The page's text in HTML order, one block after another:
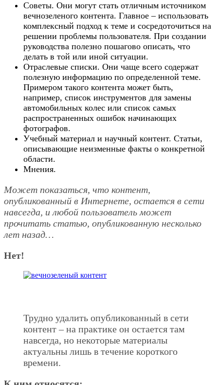
Советы. Они могут стать отличным источником
вечнозеленого контента. Главное – использовать
комплексный подход к теме и сосредоточиться на
решении проблемы пользователя. При создании
руководства полезно пошагово описать, что
делать в той или иной ситуации.
Отраслевые списки. Они чаще всего содержат
полезную информацию по определенной теме.
Примером такого контента может быть,
например, список инструментов для замены
автомобильных колес или список самых
распространенных ошибок начинающих
фотографов.
Учебный материал и научный контент. Статьи,
описывающие неизменные факты о конкретной
области.
Мнения.
Может показаться, что контент,
опубликованный в Интернете, остается в сети
навсегда, и любой пользователь может
прочитать статью, опубликованную несколько
лет назад…
Нет!
Трудно удалить опубликованный в сети
контент – на практике он остается там
навсегда, но некоторые материалы
актуальны лишь в течение короткого
времени.